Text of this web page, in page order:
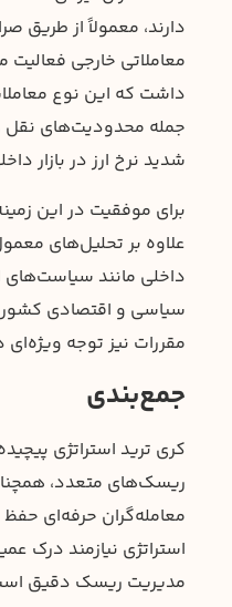
دارند، معمولاً از طریق
معاملاتی خارجی فعالیت
داشت که این نوع
جمله محدودیت‌های نقل
شدید نرخ ارز در بازار
برای موفقیت در این
علاوه بر تحلیل‌های
داخلی مانند سیاست‌های
سیاسی و اقتصادی
مقررات نیز توجه
جمع‌بندی
کری ترید استراتژی
ریسک‌های متعدد،
معامله‌گران حرفه‌ای
استراتژی نیازمند درک
مدیریت ریسک دقیق